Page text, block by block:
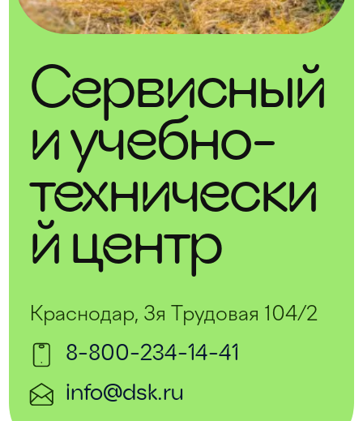
Сервисный
и учебно-
технически
й центр
Краснодар, 3я Трудовая 104/2
8-800-234-14-41
info@dsk.ru